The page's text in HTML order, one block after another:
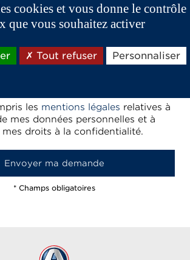
informé(e) des événements à
des informations produits ainsi
À cet effet, je consens
à être contacté(e) par mon
les mentions légales relatives à
mes données personnelles et à
mes droits à la confidentialité.
* Champs obligatoires
cookies et vous donne le contrôle
que vous souhaitez activer
Tout refuser Personnaliser